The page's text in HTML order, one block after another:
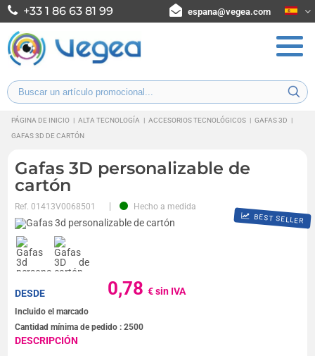
+33 1 86 63 81 99 espana@vegea.com
PÁGINA DE INICIO | ALTA TECNOLOGÍA | ACCESORIOS TECNOLÓGICOS | GAFAS 3D
|
GAFAS 3D DE CARTÓN
Gafas 3D personalizable de
cartón
Ref.01413V0068501 Hecho a medida
BEST SELLER
0,78€ sin IVA
DESDE
Incluido el marcado
Cantidad mínima de pedido :2500
DESCRIPCIÓN